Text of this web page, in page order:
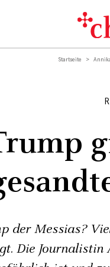
Startseite
der Messias?
Die